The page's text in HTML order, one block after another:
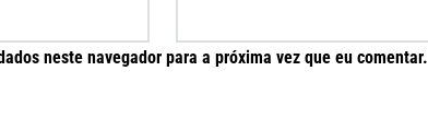
neste navegador para a próxima vez que eu comentar.